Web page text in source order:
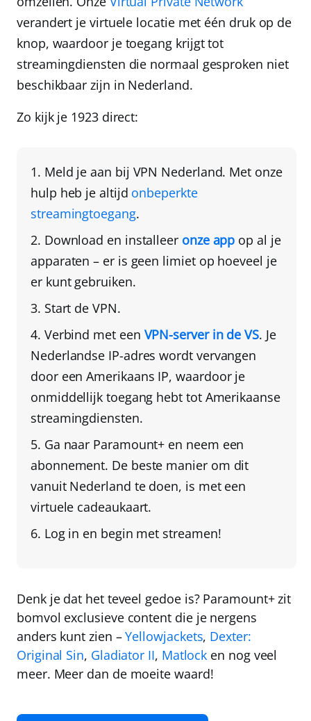
verandert je virtuele locatie met één druk op de
knop, waardoor je toegang krijgt tot
streamingdiensten die normaal gesproken niet
beschikbaar zijn in Nederland.
Zo kijk je 1923 direct:
Meld je aan bij VPN Nederland. Met onze
hulp heb je altijd onbeperkte
streamingtoegang.
Download en installeer onze app op al je
apparaten – er is geen limiet op hoeveel je
er kunt gebruiken.
Start de VPN.
Verbind met een VPN-server in de VS. Je
Nederlandse IP-adres wordt vervangen
door een Amerikaans IP, waardoor je
onmiddellijk toegang hebt tot Amerikaanse
streamingdiensten.
Ga naar Paramount+ en neem een
abonnement. De beste manier om dit
vanuit Nederland te doen, is met een
virtuele cadeaukaart.
Log in en begin met streamen!
Denk je dat het teveel gedoe is? Paramount+ zit
bomvol exclusieve content die je nergens
anders kunt zien –Yellowjackets, Dexter:
Original Sin, Gladiator II, Matlock en nog veel
meer. Meer dan de moeite waard!